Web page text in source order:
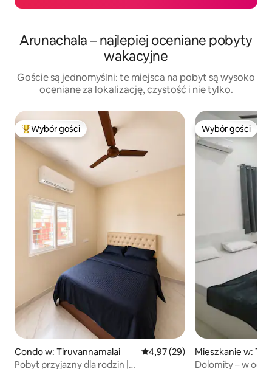
Arunachala – najlepiej oceniane pobyty
wakacyjne
Goście są jednomyślni: te miejsca na pobyt są wysoko
oceniane za lokalizację, czystość i nie tylko.
Najpopularniejsze z kategorii Wybór gości
Wybór gości
Condo w: Tiruvannamalai Średnia ocena: 4,97 na 5,
4,97 (29)
Pobyt przyjazny dla rodzin |
Wybór gości
Wybór gości
Mieszkanie w:
Dolomity – w